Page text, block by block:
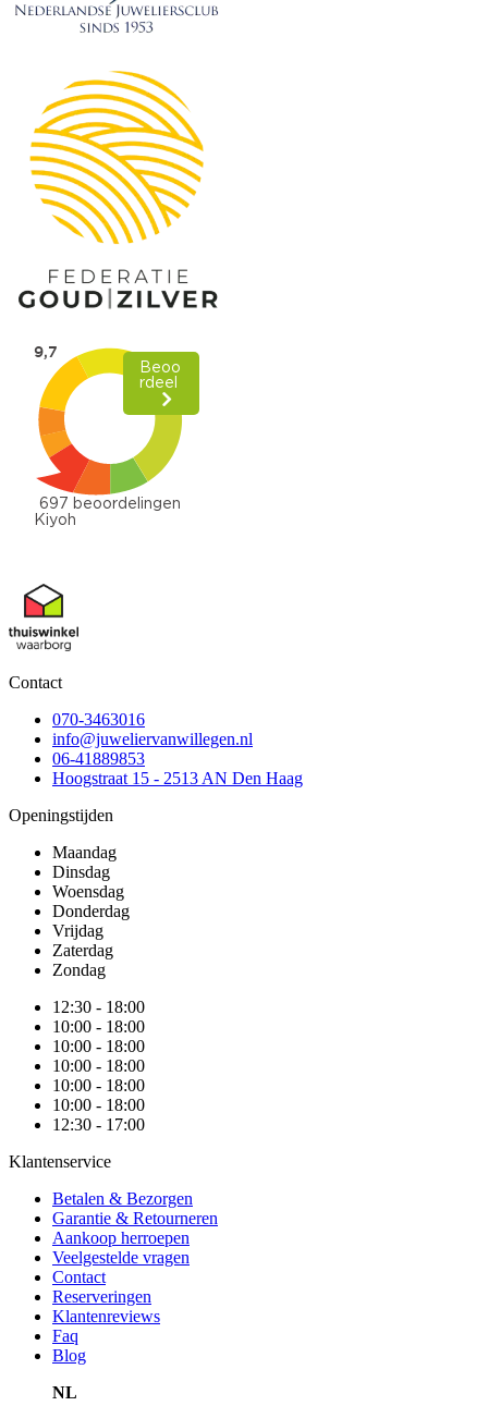
Contact
070-3463016
info@juweliervanwillegen.nl
06-41889853
Hoogstraat 15 - 2513 AN Den Haag
Openingstijden
Maandag
Dinsdag
Woensdag
Donderdag
Vrijdag
Zaterdag
Zondag
12:30 - 18:00
10:00 - 18:00
10:00 - 18:00
10:00 - 18:00
10:00 - 18:00
10:00 - 18:00
12:30 - 17:00
Klantenservice
Betalen & Bezorgen
Garantie & Retourneren
Aankoop herroepen
Veelgestelde vragen
Contact
Reserveringen
Klantenreviews
Faq
Blog
NL